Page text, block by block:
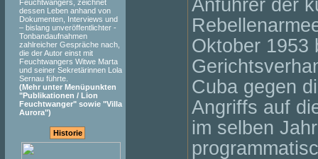
Feuchtwangers, zeichnet
dessen Leben anhand von
Dokumenten, Interviews und
– bislang unveröffentlichter -
Tonbandaufnahmen
zahlreicher Gespräche nach,
die der Autor einst mit
Feuchtwangers Witwe Marta
und seiner Sekretärinnen Lola
Sernau führte.
(Mehr unter Menüpunkten
"Publikationen / Lion
Feuchtwanger" sowie "Villa
Aurora")
Historie
Anführer der
Oktober 1953
Cuba gegen
Angriffs auf
im selben